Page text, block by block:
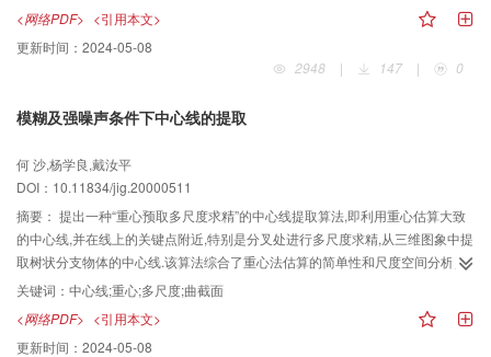
<网络PDF> <引用本文>
更新时间： 2024-05-08
2948
| 147 | 0
模糊及强噪声条件下中心线的提取
何 沙,杨学良,戴汝平
DOI：10.11834/jig.20000511
摘要： 提出一种“重心预取多尺度求精”的中心线提取算法,即利用重心估算大致
的中心线,并在线上的关键点附近,特别是分叉处进行多尺度求精,从三维图象中提
取树状分支物体的中心线.该算法综合了重心法估算的简单性和尺度空间分析法
的准确性等特点,特别适合在边界模糊、强噪声条件下的应用.该算法已成功地应
用在医学CT心脏三维图象的可视化中,文中同时说明了如何从中心线生成曲截面
展开图,首次实现了分支血管的曲截面显示.
关键词： 中心线;重心;多尺度;曲截面
<网络PDF> <引用本文>
更新时间： 2024-05-08